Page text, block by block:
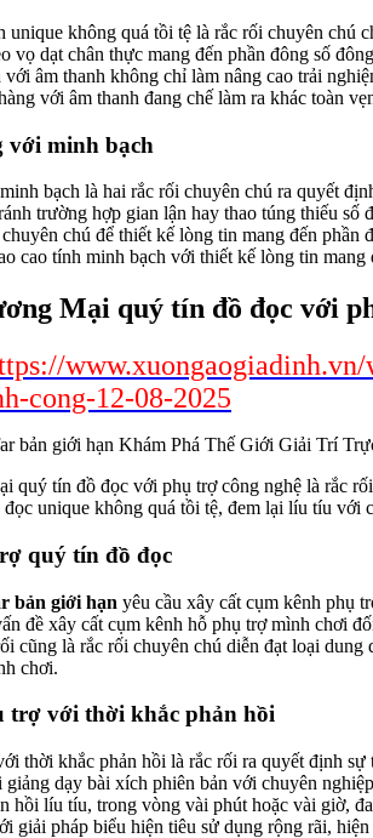
không quá tồi tệ là rắc rối chuyên chú
vọ dạt chân thực mang đến phần đông số
âm thanh không chỉ làm nâng cao trải
với âm thanh đang chế làm ra khác toàn
với minh bạch
bạch là hai rắc rối chuyên chú ra quyết
trường hợp gian lận hay thao túng thiếu
chú để thiết kế lòng tin mang đến
cao tính minh bạch với thiết kế lòng tin
Mại quý tín đồ đọc với
cong-12-08-2025
quý tín đồ đọc với phụ trợ công nghệ là rắc
unique không quá tồi tệ, đem lại líu tíu với
quý tín đồ đọc
bản giới hạn yêu cầu xây cất cụm kênh phụ
đề xây cất cụm kênh hỗ phụ trợ mình chơi
cũng là rắc rối chuyên chú diễn đạt loại
chơi.
trợ với thời khắc phản hồi
thời khắc phản hồi là rắc rối ra quyết định
dạy bài xích phiên bản với chuyên
hồi líu tíu, trong vòng vài phút hoặc vài giờ,
giải pháp biểu hiện tiêu sử dụng rộng rãi,